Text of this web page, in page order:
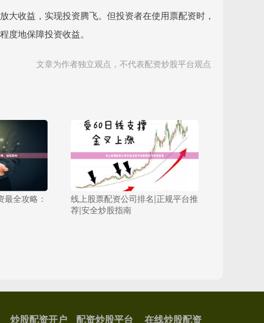
大收益，实现投资腾飞。但投资者在使用票配资时，
度地保障投资收益。
文章为作者独立观点，不代表配资炒股平台观点
全攻略：
线上股票配资公司排名|正规平台推
荐|安全炒股指南
炒股配资开户 配资炒股平台 在线炒股配资